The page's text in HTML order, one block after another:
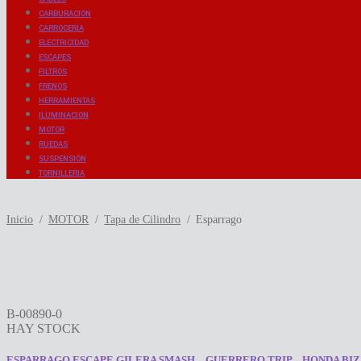
CARBURACION
CARROCERIA
ELECTRICIDAD
ESCAPES
FILTROS
FRENOS
HERRAMIENTAS
ILUMINACION
MOTOR
RUEDAS
SUSPENSIÓN
TORNILLERIA
Inicio / MOTOR / Tapa de Cilindro / Esparrago
B-00890-0
HAY STOCK